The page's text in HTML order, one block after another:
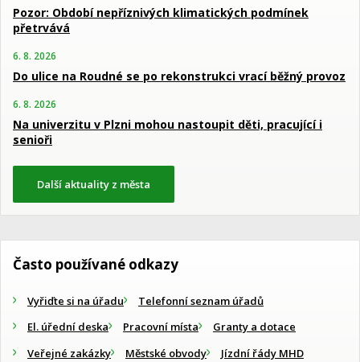
Pozor: Období nepříznivých klimatických podmínek
přetrvává
6. 8. 2026
Do ulice na Roudné se po rekonstrukci vrací běžný provoz
6. 8. 2026
Na univerzitu v Plzni mohou nastoupit děti, pracující i
senioři
Další aktuality z města
Často používané odkazy
Vyřiďte si na úřadu
Telefonní seznam úřadů
El. úřední deska
Pracovní místa
Granty a dotace
Veřejné zakázky
Městské obvody Jízdní řády MHD